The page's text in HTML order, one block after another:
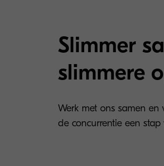
Slimmer
slimmere
Werk met ons samen en
de concurrentie een stap